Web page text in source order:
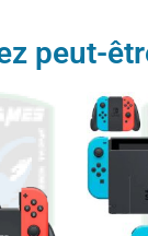
peut-